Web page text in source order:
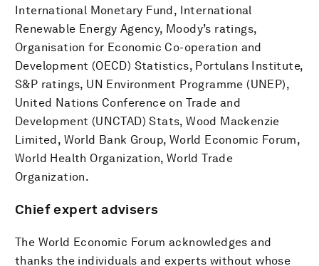
International Monetary Fund, International
Renewable Energy Agency, Moody’s ratings,
Organisation for Economic Co-operation and
Development (OECD) Statistics, Portulans Institute,
S&P ratings, UN Environment Programme (UNEP),
United Nations Conference on Trade and
Development (UNCTAD) Stats, Wood Mackenzie
Limited, World Bank Group, World Economic Forum,
World Health Organization, World Trade
Organization.
Chief expert advisers
The World Economic Forum acknowledges and
thanks the individuals and experts without whose